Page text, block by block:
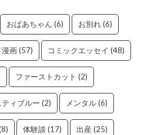
おばあちゃん (6) お別れ(6)
漫画(57) コミックエッセイ (48)
ファーストカット (2)
ティブルー (2) メンタル(6)
体験談 (17) 出産 (25)